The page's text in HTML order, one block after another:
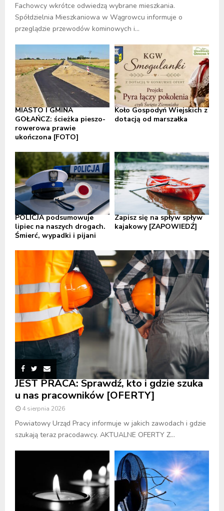
Fachowcy wkrótce odwiedzą wybrane mieszkania.
Spółdzielnia Mieszkaniowa w Wągrowcu informuje o
przeglądzie przewodów kominowych i...
MIASTO I GMINA
GOŁAŃCZ: ścieżka pieszo-
rowerowa prawie
ukończona [FOTO]
Koło Gospodyń Wiejskich z
dotacją od marszałka
POLICJA podsumowuje
lipiec na naszych drogach.
Śmierć, wypadki i pijani
Zapisz się na spływ spływ
kajakowy [ZAPOWIEDŹ]
JEST PRACA: Sprawdź, kto i gdzie szuka
u nas pracowników [OFERTY]
4 sierpnia 2026
Powiatowy Urząd Pracy informuje w jakich zawodach i gdzie
szukają teraz pracodawcy. AKTUALNE OFERTY Z...